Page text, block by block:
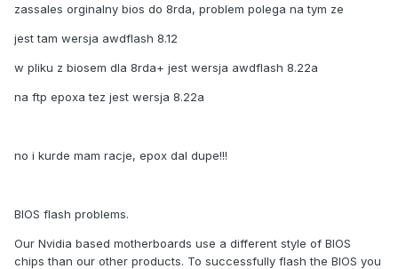
zassales orginalny bios do 8rda, problem polega na tym ze
jest tam wersja awdflash 8.12
w pliku z biosem dla 8rda+ jest wersja awdflash 8.22a
na ftp epoxa tez jest wersja 8.22a
no i kurde mam racje, epox dal dupe!!!
BIOS flash problems.
Our Nvidia based motherboards use a different style of BIOS
chips than our other products. To successfully flash the BIOS you